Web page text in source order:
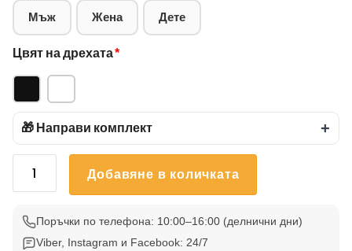
Мъж Жена Дете
Цвят на дрехата*
🎁 Направи комплект +
количество
Чихуахуа
Добавяне в количката
Поръчки по телефона: 10:00–16:00 (делнични дни)
Viber, Instagram и Facebook: 24/7